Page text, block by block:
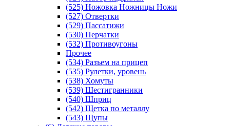
(525) Ножовка Ножницы Ножи
(527) Отвертки
(529) Пассатижи
(530) Перчатки
(532) Противоугоны
Прочее
(534) Разъем на прицеп
(535) Рулетки, уровень
(538) Хомуты
(539) Шестигранники
(540) Шприц
(542) Щетка по металлу
(543) Щупы